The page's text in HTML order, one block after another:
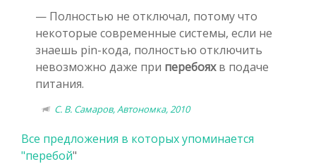
— Полностью не отключал, потому что
некоторые современные системы, если не
знаешь pin-кода, полностью отключить
невозможно даже при перебояхв подаче
питания.
С. В. Самаров, Автономка, 2010
Все предложения в которых упоминается
"перебой"